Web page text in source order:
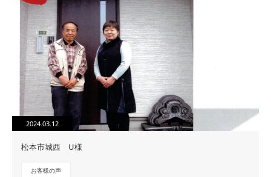
2024.03.12
松本市城西 U様
お客様の声